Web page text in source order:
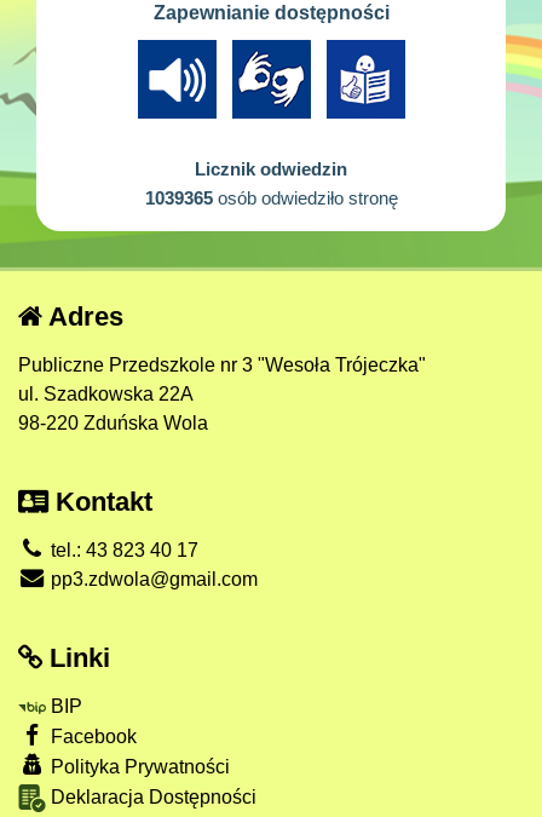
Zapewnianie dostępności
Licznik odwiedzin
1039365osób odwiedziło stronę
Adres
Publiczne Przedszkole nr 3 "Wesoła Trójeczka"
ul. Szadkowska 22A
98-220 Zduńska Wola
Kontakt
tel.: 43 823 40 17
pp3.zdwola@gmail.com
Linki
BIP
Facebook
Polityka Prywatności
Deklaracja Dostępności